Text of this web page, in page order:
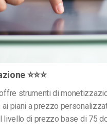
⭐⭐⭐
strumenti di
piani a prezzo
livello di prezzo base di 75